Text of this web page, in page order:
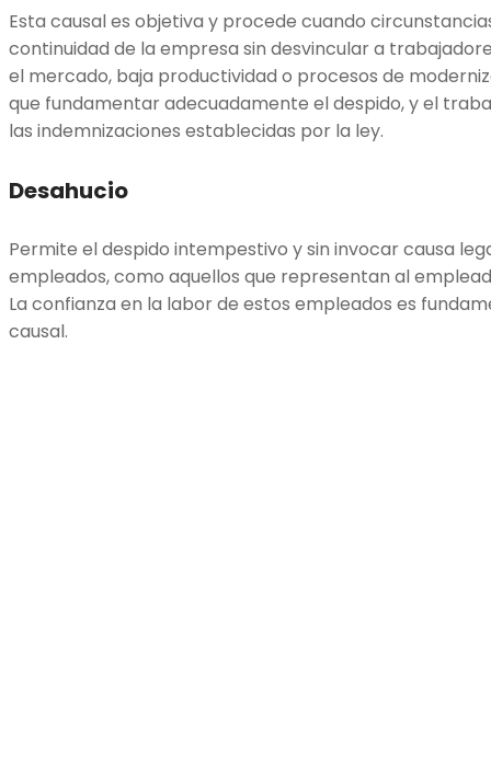
Esta causal es objetiva y procede cuando
continuidad de la empresa sin desvincular a
el mercado, baja productividad o procesos de
que fundamentar adecuadamente el despido, y el
las indemnizaciones establecidas por la ley.
Desahucio
Permite el despido intempestivo y sin invocar causa
empleados, como aquellos que representan al
La confianza en la labor de estos empleados es
causal.